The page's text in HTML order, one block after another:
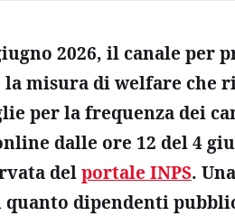
2026, il canale per
misura di welfare che
per la frequenza dei
dalle ore 12 del 4
delportale INPS.
quanto dipendenti